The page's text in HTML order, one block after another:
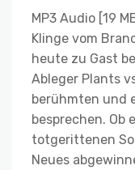
MP3 Audio [19
Klinge vom
heute zu Gast
Ableger Plants
berühmten und
besprechen. Ob
totgerittenen
Neues